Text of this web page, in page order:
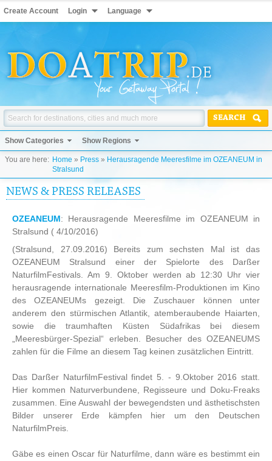
Create Account Login Language
SEARCH
Show Categories Show Regions
You are here: Home » Press » Herausragende Meeresfilme im OZEANEUM in
Stralsund
NEWS & PRESS RELEASES
OZEANEUM: Herausragende Meeresfilme im OZEANEUM in
Stralsund ( 4/10/2016)
(Stralsund, 27.09.2016) Bereits zum sechsten Mal ist das
OZEANEUM Stralsund einer der Spielorte des Darßer
NaturfilmFestivals. Am 9. Oktober werden ab 12:30 Uhr vier
herausragende internationale Meeresfilm-Produktionen im Kino
des OZEANEUMs gezeigt. Die Zuschauer können unter
anderem den stürmischen Atlantik, atemberaubende Haiarten,
sowie die traumhaften Küsten Südafrikas bei diesem
„Meeresbürger-Spezial“ erleben. Besucher des OZEANEUMS
zahlen für die Filme an diesem Tag keinen zusätzlichen Eintritt.
Das Darßer NaturfilmFestival findet 5. - 9.Oktober 2016 statt.
Hier kommen Naturverbundene, Regisseure und Doku-Freaks
zusammen. Eine Auswahl der bewegendsten und ästhetischsten
Bilder unserer Erde kämpfen hier um den Deutschen
NaturfilmPreis.
Gäbe es einen Oscar für Naturfilme, dann wäre es bestimmt ein